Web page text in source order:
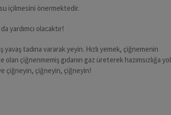
içilmesini önermektedir.
yardımcı olacaktır!
yavaş tadına vararak yeyin. Hızlı yemek, çiğnemenin
olan çiğnenmemiş gıdanın gaz üreterek hazımsızlığa yol
ve çiğneyin, çiğneyin, çiğneyin!